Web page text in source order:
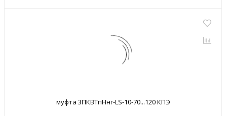
муфта 3ПКВТпНнг-LS-10-70...120 КПЭ